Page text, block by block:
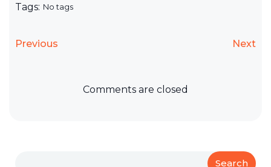
Tags: No tags
Previous Next
Comments are closed
Search